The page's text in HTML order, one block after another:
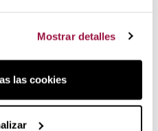
Mostrar detalles
las cookies